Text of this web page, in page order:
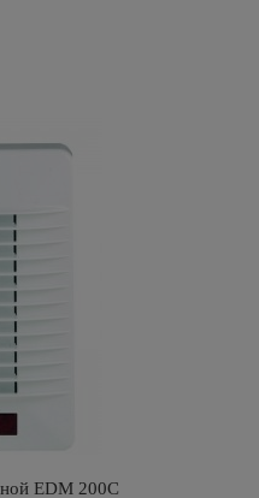
EDM 200C